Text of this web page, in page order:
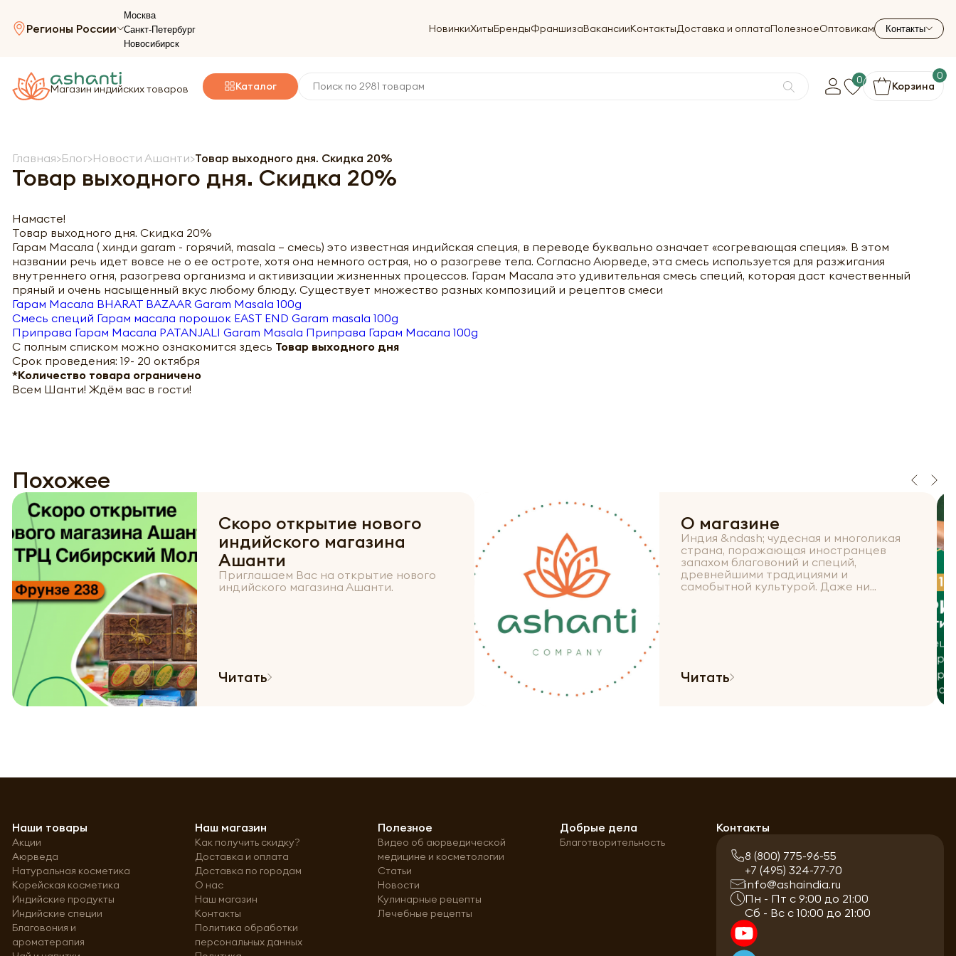
Регионы России
Москва
Санкт-Петербург
Новосибирск
НовинкиХитыБрендыФраншизаВакансииКонтактыДоставка и оплатаПолезноеОптовикам Контакты
Магазин индийских товаров Каталог 0 Корзина
0
Главная Блог Новости Ашанти Товар выходного дня. Скидка 20%
Товар выходного дня. Скидка 20%
Намасте!
Товар выходного дня. Скидка 20%
Гарам Масала ( хинди garam - горячий, masala – смесь) это известная индийская специя, в переводе буквально означает «согревающая специя». В этом
названии речь идет вовсе не о ее остроте, хотя она немного острая, но о разогреве тела. Согласно Аюрведе, эта смесь используется для разжигания
внутреннего огня, разогрева организма и активизации жизненных процессов. Гарам Масала это удивительная смесь специй, которая даст качественный
пряный и очень насыщенный вкус любому блюду. Существует множество разных композиций и рецептов смеси
Гарам Масала BHARAT BAZAAR Garam Masala 100g
Смесь специй Гарам масала порошок EAST END Garam masala 100g
Приправа Гарам Масала PATANJALI Garam Masala Приправа Гарам Масала 100g
С полным списком можно ознакомится здесь Товар выходного дня
Срок проведения: 19- 20 октября
*Количество товара ограничено
Всем Шанти! Ждём вас в гости!
Похожее
Скоро открытие нового
индийского магазина
Ашанти
Приглашаем Вас на открытие нового
индийского магазина Ашанти.
Читать
О магазине
Индия &ndash; чудесная и многоликая
страна, поражающая иностранцев
запахом благовоний и специй,
древнейшими традициями и
самобытной культурой. Даже ни...
Читать
Наши товары
Акции
Аюрведа
Натуральная косметика
Корейская косметика
Индийские продукты
Индийские специи
Благовония и
ароматерапия
Наш магазин
Как получить скидку?
Доставка и оплата
Доставка по городам
О нас
Наш магазин
Контакты
Политика обработки
персональных данных
Полезное
Видео об аюрведической
медицине и косметологии
Статьи
Новости
Кулинарные рецепты
Лечебные рецепты
Добрые дела
Благотворительность
Контакты
8 (800) 775-96-55
+7 (495) 324-77-70
info@ashaindia.ru
Пн - Пт с 9:00 до 21:00
Сб - Вс с 10:00 до 21:00